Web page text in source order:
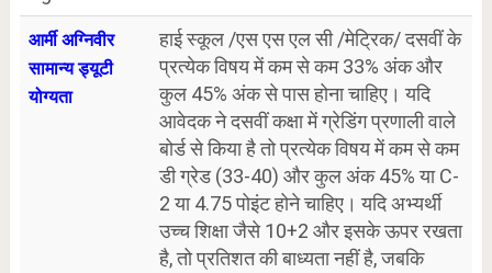
आर्मी अग्निवीर
सामान्य ड्यूटी
योग्यता
हाई स्कूल /एस एस एल सी /मेट्रिक/ दसवीं के
प्रत्येक विषय में कम से कम 33% अंक और
कुल 45% अंक से पास होना चाहिए। यदि
आवेदक ने दसवीं कक्षा में ग्रेडिंग प्रणाली वाले
बोर्ड से किया है तो प्रत्येक विषय में कम से कम
डी ग्रेड (33-40) और कुल अंक 45% या C-
2 या 4.75 पोइंट होने चाहिए। यदि अभ्यर्थी
उच्च शिक्षा जैसे 10+2 और इसके ऊपर रखता
है, तो प्रतिशत की बाध्यता नहीं है, जबकि